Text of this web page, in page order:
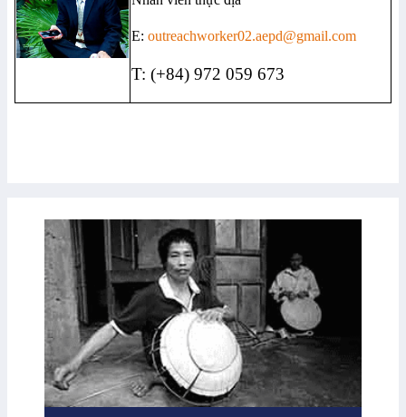
E: outreachworker02.aepd@gmail.com
T: (+84) 972 059 673